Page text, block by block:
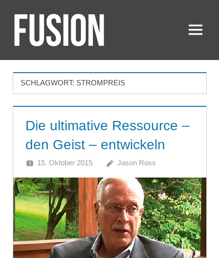
Inhalt
springenFUSION Menü
SCHLAGWORT: STROMPREIS
Die ultimative Ressource –
den Geist – entwickeln
15. Oktober 2015 Jason Ross